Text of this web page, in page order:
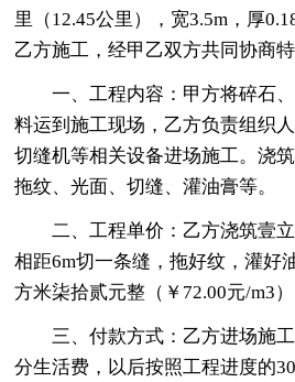
里（12.45公里），宽3.5m，厚
乙方施工，经甲乙双方共同协商
一、工程内容：甲方将碎石
料运到施工现场，乙方负责组织
切缝机等相关设备进场施工。浇
拖纹、光面、切缝、灌油膏等。
二、工程单价：乙方浇筑壹
相距6m切一条缝，拖好纹，灌好
方米柒拾贰元整（￥72.00元/m3）
三、付款方式：乙方进场施
分生活费，以后按照工程进度的